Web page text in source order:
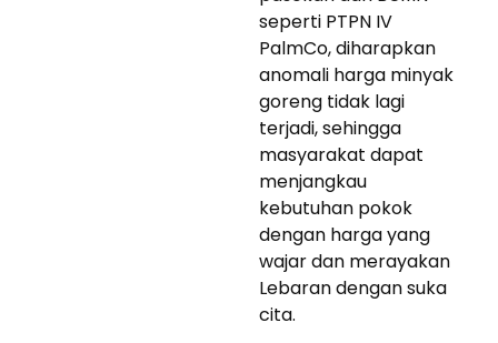
seperti PTPN IV
PalmCo, diharapkan
anomali harga minyak
goreng tidak lagi
terjadi, sehingga
masyarakat dapat
menjangkau
kebutuhan pokok
dengan harga yang
wajar dan merayakan
Lebaran dengan suka
cita.